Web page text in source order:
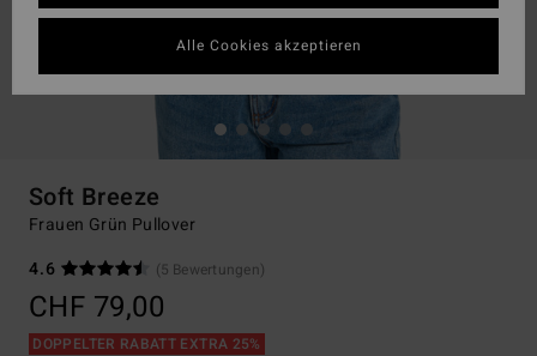
Soft Breeze
Frauen Grün Pullover
4.6
(5 Bewertungen)
CHF 79,00
DOPPELTER RABATT EXTRA 25%
Alle Cookies akzeptieren